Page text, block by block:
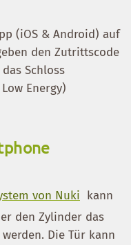
(iOS & Android) auf
den Zutrittscode
Schloss
Energy)
von Nuki kann
den Zylinder das
Die Tür kann